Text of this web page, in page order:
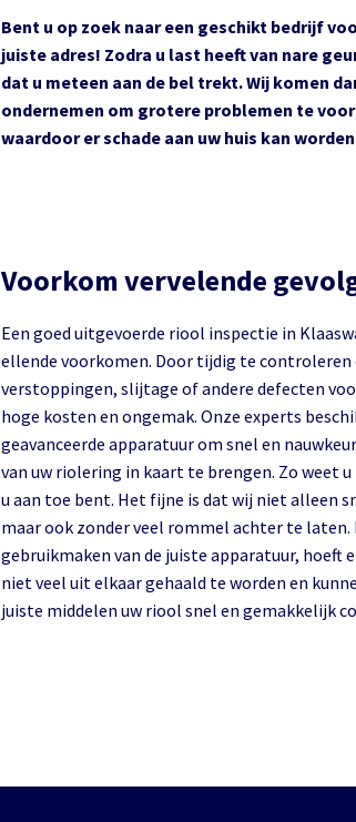
Bent u op zoek naar een geschikt bedrijf
juiste adres! Zodra u last heeft van nare
dat u meteen aan de bel trekt. Wij komen
ondernemen om grotere problemen te
waardoor er schade aan uw huis kan
Voorkom vervelende
Een goed uitgevoerde riool inspectie in Klaaswaal kan
ellende voorkomen. Door tijdig te controleren
verstoppingen, slijtage of andere defecten
hoge kosten en ongemak. Onze experts
geavanceerde apparatuur om snel en
van uw riolering in kaart te brengen. Zo weet u
u aan toe bent. Het fijne is dat wij niet alleen
maar ook zonder veel rommel achter te laten.
gebruikmaken van de juiste apparatuur, hoeft
niet veel uit elkaar gehaald te worden en
juiste middelen uw riool snel en gemakkelijk